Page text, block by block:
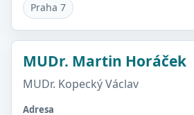
Praha 7
MUDr. Martin Horáček
MUDr. Kopecký Václav
Adresa